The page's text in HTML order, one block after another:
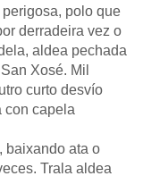
polo que
derradeira vez o
aldea pechada
Xosé. Mil
curto desvío
con capela
baixando ata o
Trala aldea